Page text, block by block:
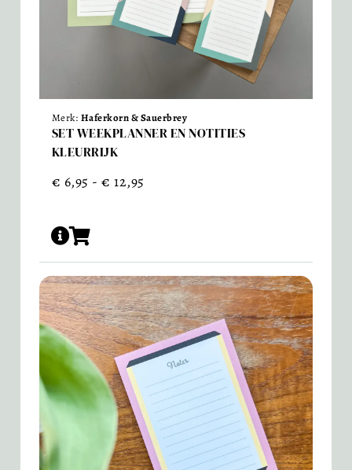
Merk: Haferkorn & Sauerbrey
SET WEEKPLANNER EN NOTITIES
KLEURRIJK
€ 6,95 - € 12,95